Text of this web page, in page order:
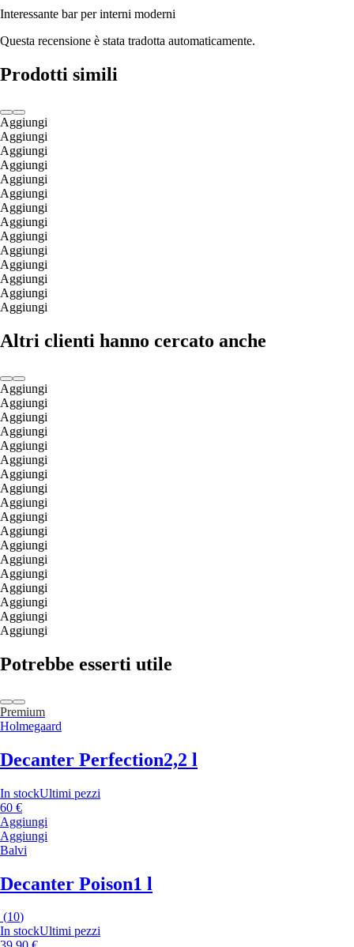
Interessante bar per interni moderni
Questa recensione è stata tradotta automaticamente.
Prodotti simili
Aggiungi
Aggiungi
Aggiungi
Aggiungi
Aggiungi
Aggiungi
Aggiungi
Aggiungi
Aggiungi
Aggiungi
Aggiungi
Aggiungi
Aggiungi
Aggiungi
Altri clienti hanno cercato anche
Aggiungi
Aggiungi
Aggiungi
Aggiungi
Aggiungi
Aggiungi
Aggiungi
Aggiungi
Aggiungi
Aggiungi
Aggiungi
Aggiungi
Aggiungi
Aggiungi
Aggiungi
Aggiungi
Aggiungi
Aggiungi
Potrebbe esserti utile
Premium
Holmegaard
Decanter Perfection2,2 l
In stockUltimi pezzi
60 €
Aggiungi
Aggiungi
Balvi
Decanter Poison1 l
(10)
In stockUltimi pezzi